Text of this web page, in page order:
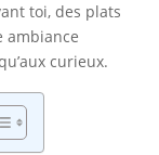
toi, des plats
ambiance
curieux.